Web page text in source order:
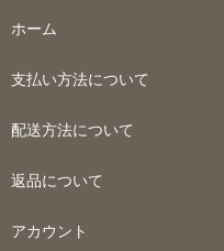
ホーム
支払い方法について
配送方法について
返品について
アカウント